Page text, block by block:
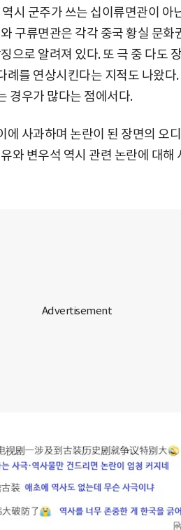
시 군주가 쓰는 십이류면관이 아
구류면관은 각각 중국 황실 문화
으로 알려져 있다. 또 극 중 다도
례를 연상시킨다는 지적도 나왔다
경우가 많다는 점에서다.
에 사과하며 논란이 된 장면의 오
와 변우석 역시 관련 논란에 대해